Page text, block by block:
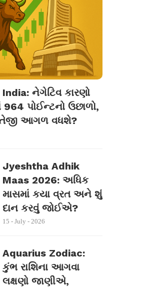
નેગેટિવ કારણો
પોઈન્ટનો ઉછાળો,
તેજી આગળ વધશે?
Jyeshtha Adhik
Maas 2026: અધિક
માસમાં કયા વ્રત અને શું
દાન કરવું જોઈએ?
15 - July - 2026
Aquarius Zodiac:
કુંભ રાશિના આગવા
લક્ષણો જાણીએ,